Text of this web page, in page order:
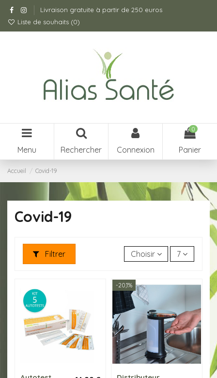
Livraison gratuite à partir de 250 euros
Liste de souhaits (0)
Menu Rechercher Connexion
0
Panier
Accueil Covid-19
Covid-19
Filtrer Choisir 7
-20,1%